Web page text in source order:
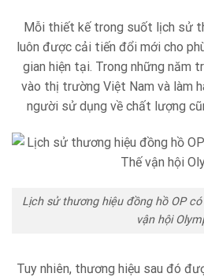
Mỗi thiết kế trong suốt lịch sử
luôn được cải tiến đổi mới cho
gian hiện tại. Trong những năm
vào thị trường Việt Nam và làm
người sử dụng về chất lượng
Lịch sử thương hiệu đồng hồ OP
vận hội
Tuy nhiên, thương hiệu sau đó